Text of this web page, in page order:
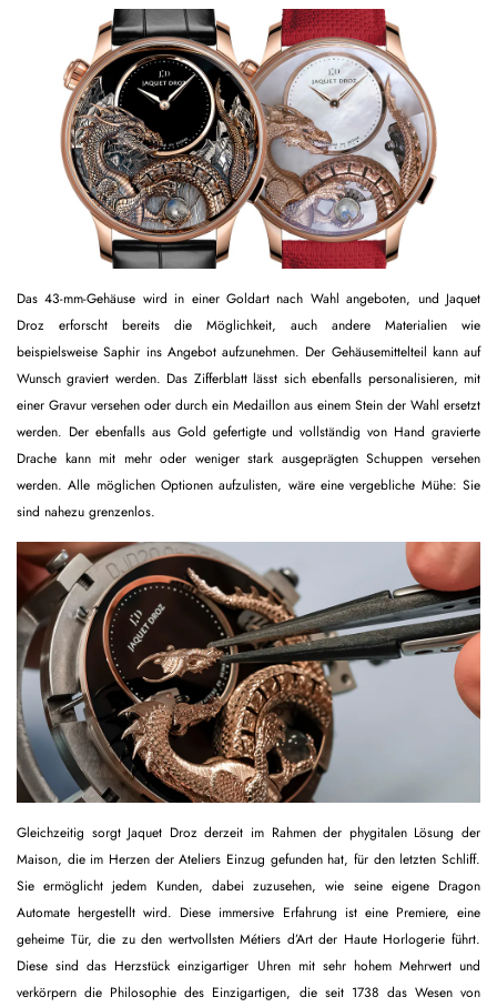
Das 43-mm-Gehäuse wird in einer Goldart nach Wahl angeboten, und Jaquet
Droz erforscht bereits die Möglichkeit, auch andere Materialien wie
beispielsweise Saphir ins Angebot aufzunehmen. Der Gehäusemittelteil kann auf
Wunsch graviert werden. Das Zifferblatt lässt sich ebenfalls personalisieren, mit
einer Gravur versehen oder durch ein Medaillon aus einem Stein der Wahl ersetzt
werden. Der ebenfalls aus Gold gefertigte und vollständig von Hand gravierte
Drache kann mit mehr oder weniger stark ausgeprägten Schuppen versehen
werden. Alle möglichen Optionen aufzulisten, wäre eine vergebliche Mühe: Sie
sind nahezu grenzenlos.
Gleichzeitig sorgt Jaquet Droz derzeit im Rahmen der phygitalen Lösung der
Maison, die im Herzen der Ateliers Einzug gefunden hat, für den letzten Schliff.
Sie ermöglicht jedem Kunden, dabei zuzusehen, wie seine eigene Dragon
Automate hergestellt wird. Diese immersive Erfahrung ist eine Premiere, eine
geheime Tür, die zu den wertvollsten Métiers d’Art der Haute Horlogerie führt.
Diese sind das Herzstück einzigartiger Uhren mit sehr hohem Mehrwert und
verkörpern die Philosophie des Einzigartigen, die seit 1738 das Wesen von